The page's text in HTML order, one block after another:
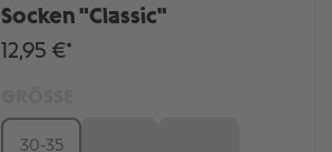
Socken "Classic"
12,95 €*
30-35